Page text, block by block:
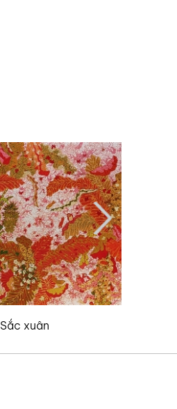
Sắc xuân